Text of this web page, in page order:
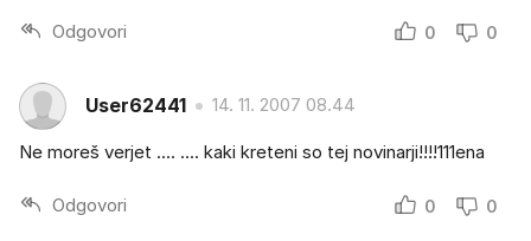
Odgovori 0 0
User62441 14. 11. 2007 08.44
Ne moreš verjet .... .... kaki kreteni so tej novinarji!!!!111ena
Odgovori 0 0